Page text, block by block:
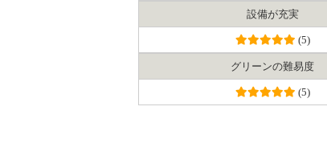
設備が充実
(5)
グリーンの難易度
(5)